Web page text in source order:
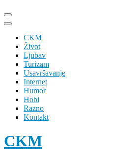
Skip
to
(Press
Enter)
CKM
Život
Ljubav
Turizam
Usavršavanje
Internet
Humor
Hobi
Razno
Kontakt
CKM